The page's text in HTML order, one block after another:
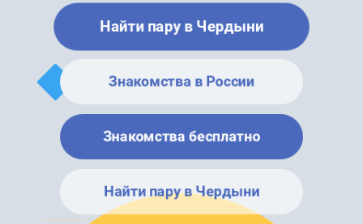
Найти пару в Чердыни
Знакомства в России
Знакомства бесплатно
Найти пару в Чердыни